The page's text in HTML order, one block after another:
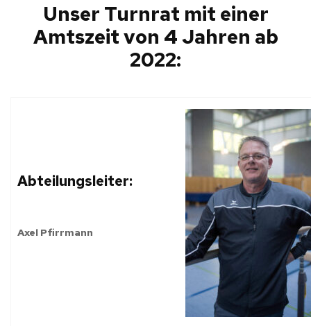
Unser Turnrat mit einer
Amtszeit von 4 Jahren ab
2022:
Abteilungsleiter:
Axel Pfirrmann